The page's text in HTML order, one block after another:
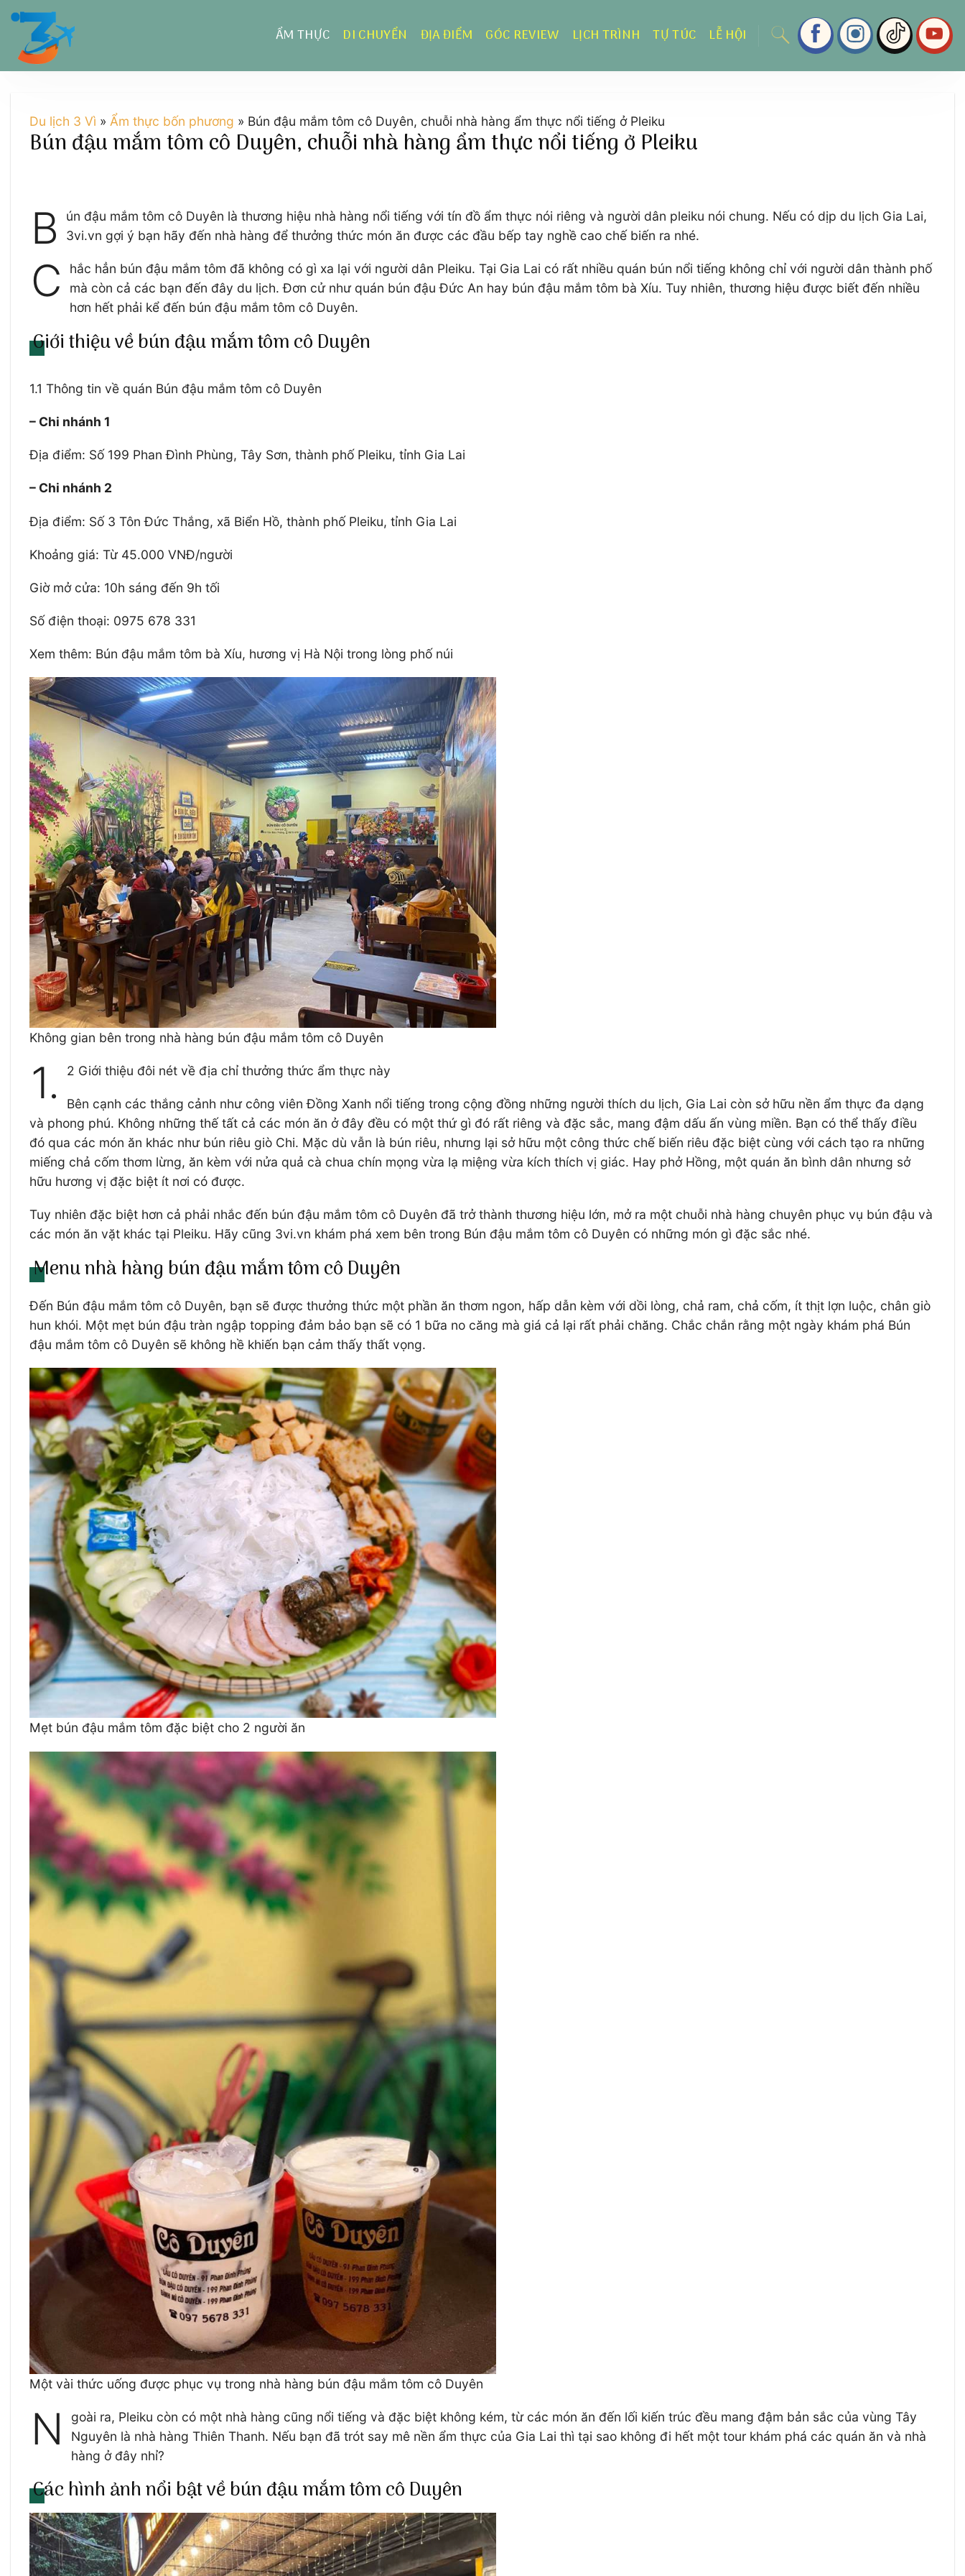
Chuyển
dung
ẨM THỰC DI CHUYỂN ĐỊA ĐIỂM GÓC REVIEW LỊCH TRÌNH TỰ TÚC LỄ HỘI
Du lịch 3 Vì » Ẩm thực bốn phương » Bún đậu mắm tôm cô Duyên, chuỗi nhà hàng ẩm thực nổi tiếng ở Pleiku
Bún đậu mắm tôm cô Duyên, chuỗi nhà hàng ẩm thực nổi tiếng ở Pleiku
B
ún đậu mắm tôm cô Duyên là thương hiệu nhà hàng nổi tiếng với tín đồ ẩm thực nói riêng và người dân pleiku nói chung. Nếu có dịp du lịch Gia Lai,
3vi.vn gợi ý bạn hãy đến nhà hàng để thưởng thức món ăn được các đầu bếp tay nghề cao chế biến ra nhé.
C
hắc hẳn bún đậu mắm tôm đã không có gì xa lại với người dân Pleiku. Tại Gia Lai có rất nhiều quán bún nổi tiếng không chỉ với người dân thành phố
mà còn cả các bạn đến đây du lịch. Đơn cử như quán bún đậu Đức An hay bún đậu mắm tôm bà Xíu. Tuy nhiên, thương hiệu được biết đến nhiều
hơn hết phải kể đến bún đậu mắm tôm cô Duyên.
Giới thiệu về bún đậu mắm tôm cô Duyên
1.1 Thông tin về quán Bún đậu mắm tôm cô Duyên
– Chi nhánh 1
Địa điểm: Số 199 Phan Đình Phùng, Tây Sơn, thành phố Pleiku, tỉnh Gia Lai
– Chi nhánh 2
Địa điểm: Số 3 Tôn Đức Thắng, xã Biển Hồ, thành phố Pleiku, tỉnh Gia Lai
Khoảng giá: Từ 45.000 VNĐ/người
Giờ mở cửa: 10h sáng đến 9h tối
Số điện thoại: 0975 678 331
Xem thêm: Bún đậu mắm tôm bà Xíu, hương vị Hà Nội trong lòng phố núi
Không gian bên trong nhà hàng bún đậu mắm tôm cô Duyên
1. 2 Giới thiệu đôi nét về địa chỉ thưởng thức ẩm thực này
Bên cạnh các thắng cảnh như công viên Đồng Xanh nổi tiếng trong cộng đồng những người thích du lịch, Gia Lai còn sở hữu nền ẩm thực đa dạng
và phong phú. Không những thế tất cả các món ăn ở đây đều có một thứ gì đó rất riêng và đặc sắc, mang đậm dấu ấn vùng miền. Bạn có thể thấy điều
đó qua các món ăn khác như bún riêu giò Chi. Mặc dù vẫn là bún riêu, nhưng lại sở hữu một công thức chế biến riêu đặc biệt cùng với cách tạo ra những
miếng chả cốm thơm lừng, ăn kèm với nửa quả cà chua chín mọng vừa lạ miệng vừa kích thích vị giác. Hay phở Hồng, một quán ăn bình dân nhưng sở
hữu hương vị đặc biệt ít nơi có được.
Tuy nhiên đặc biệt hơn cả phải nhắc đến bún đậu mắm tôm cô Duyên đã trở thành thương hiệu lớn, mở ra một chuỗi nhà hàng chuyên phục vụ bún đậu và
các món ăn vặt khác tại Pleiku. Hãy cũng 3vi.vn khám phá xem bên trong Bún đậu mắm tôm cô Duyên có những món gì đặc sắc nhé.
Menu nhà hàng bún đậu mắm tôm cô Duyên
Đến Bún đậu mắm tôm cô Duyên, bạn sẽ được thưởng thức một phần ăn thơm ngon, hấp dẫn kèm với dồi lòng, chả ram, chả cốm, ít thịt lợn luộc, chân giò
hun khói. Một mẹt bún đậu tràn ngập topping đảm bảo bạn sẽ có 1 bữa no căng mà giá cả lại rất phải chăng. Chắc chắn rằng một ngày khám phá Bún
đậu mắm tôm cô Duyên sẽ không hề khiến bạn cảm thấy thất vọng.
Mẹt bún đậu mắm tôm đặc biệt cho 2 người ăn
Một vài thức uống được phục vụ trong nhà hàng bún đậu mắm tôm cô Duyên
N
goài ra, Pleiku còn có một nhà hàng cũng nổi tiếng và đặc biệt không kém, từ các món ăn đến lối kiến trúc đều mang đậm bản sắc của vùng Tây
Nguyên là nhà hàng Thiên Thanh. Nếu bạn đã trót say mê nền ẩm thực của Gia Lai thì tại sao không đi hết một tour khám phá các quán ăn và nhà
hàng ở đây nhỉ?
Các hình ảnh nổi bật về bún đậu mắm tôm cô Duyên